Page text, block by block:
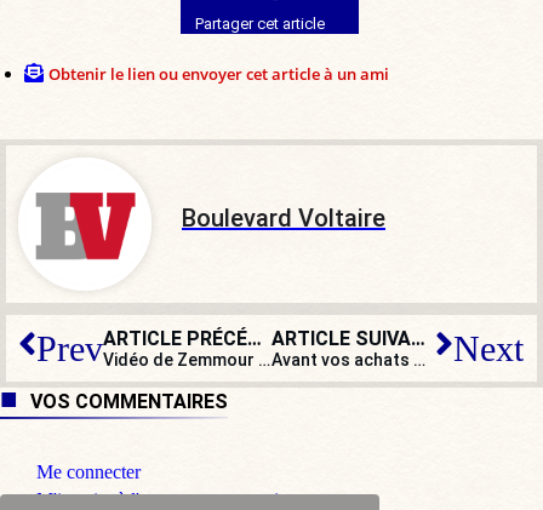
Partager cet article
Obtenir le lien ou envoyer cet article à un ami
Boulevard Voltaire
Prev ARTICLE PRÉCÉDENT
Vidéo de Zemmour : Laeticia Hallyday s’émeut d’une « propagande qui n’aurait pas plu à Johnny ». Sûre ?
ARTICLE SUIVANT
Avant vos achats de Noël, n’oubliez pas la « Charte » du gouvernement « pour une représentation mixte des jouets » Next
VOS COMMENTAIRES
Me connecter
M'inscrire à l'espace commentaire